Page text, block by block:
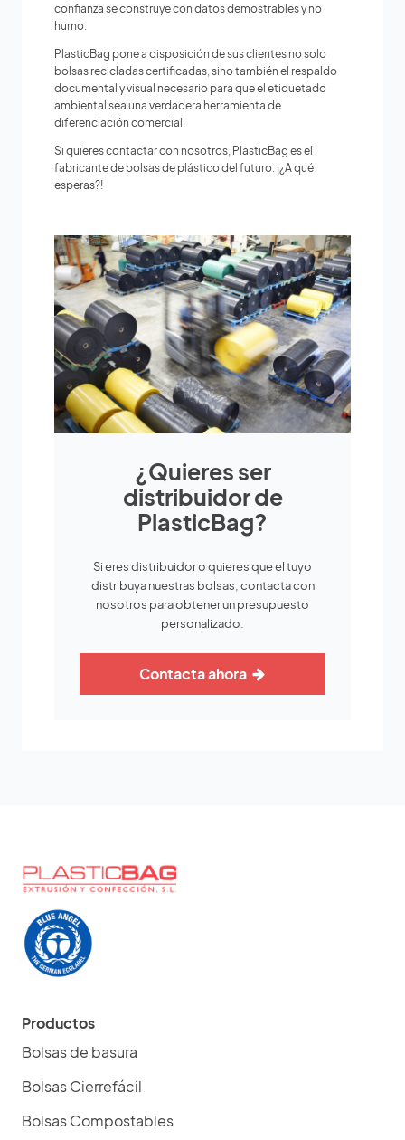
confianza se construye con datos demostrables y no
humo.
PlasticBag pone a disposición de sus clientes no solo
bolsas recicladas certificadas, sino también el respaldo
documental y visual necesario para que el etiquetado
ambiental sea una verdadera herramienta de
diferenciación comercial.
Si quieres contactar con nosotros, PlasticBag es el
fabricante de bolsas de plástico del futuro. ¡¿A qué
esperas?!
¿Quieres ser
distribuidor de
PlasticBag?
Si eres distribuidor o quieres que el tuyo
distribuya nuestras bolsas, contacta con
nosotros para obtener un presupuesto
personalizado.
Contacta ahora
Productos
Bolsas de basura
Bolsas Cierrefácil
Bolsas Compostables